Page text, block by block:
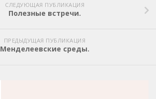
СЛЕДУЮЩАЯ ПУБЛИКАЦИЯ
Полезные встречи.
ПРЕДЫДУЩАЯ ПУБЛИКАЦИЯ
Менделеевские среды.